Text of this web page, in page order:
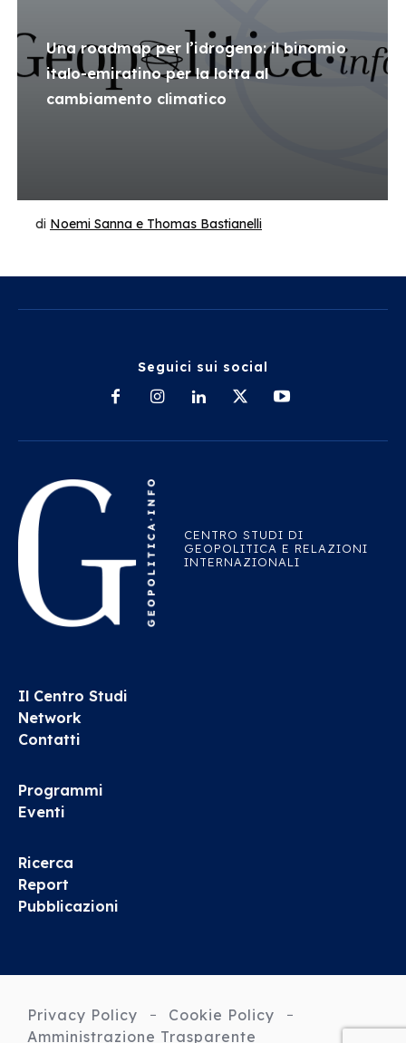
Una roadmap per l’idrogeno: il binomio
italo-emiratino per la lotta al
cambiamento climatico
di Noemi Sanna e Thomas Bastianelli
Seguici sui social
CENTRO STUDI DI
GEOPOLITICA E RELAZIONI
INTERNAZIONALI
Il Centro Studi
Network
Contatti
Programmi
Eventi
Ricerca
Report
Pubblicazioni
Privacy Policy
Cookie Policy
Amministrazione Trasparente